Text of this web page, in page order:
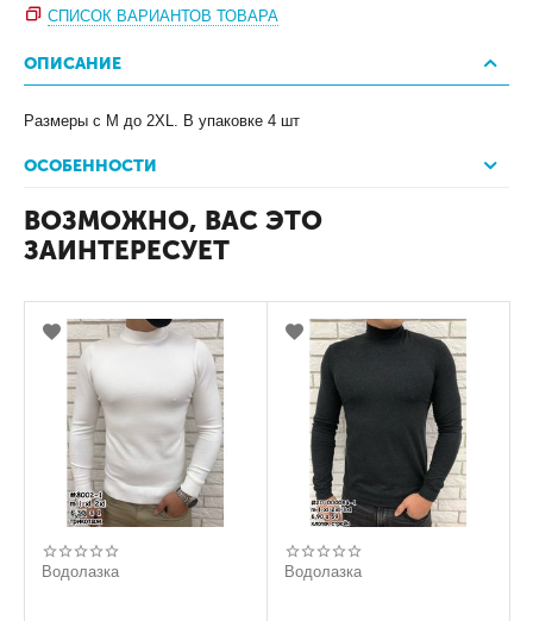
СПИСОК ВАРИАНТОВ ТОВАРА
ОПИСАНИЕ
Размеры с М до 2ХL. В упаковке 4 шт
ОСОБЕННОСТИ
ВОЗМОЖНО, ВАС ЭТО
ЗАИНТЕРЕСУЕТ
Водолазка Водолазка